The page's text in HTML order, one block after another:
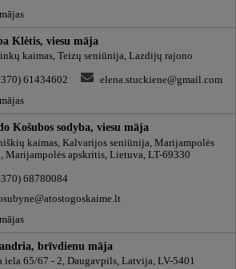
Klėtis, viesu māja
kaimas, Teizų seniūnija, Lazdijų rajono
61434602
elena.stuckiene@gmail.com
Košubos sodyba, viesu māja
kaimas, Kalvarijos seniūnija, Marijampolės
Marijampolės apskritis, Lietuva, LT-69330
68780084
brīvdienu māja
iela 65/67 - 2, Daugavpils, Latvija, LV-5401